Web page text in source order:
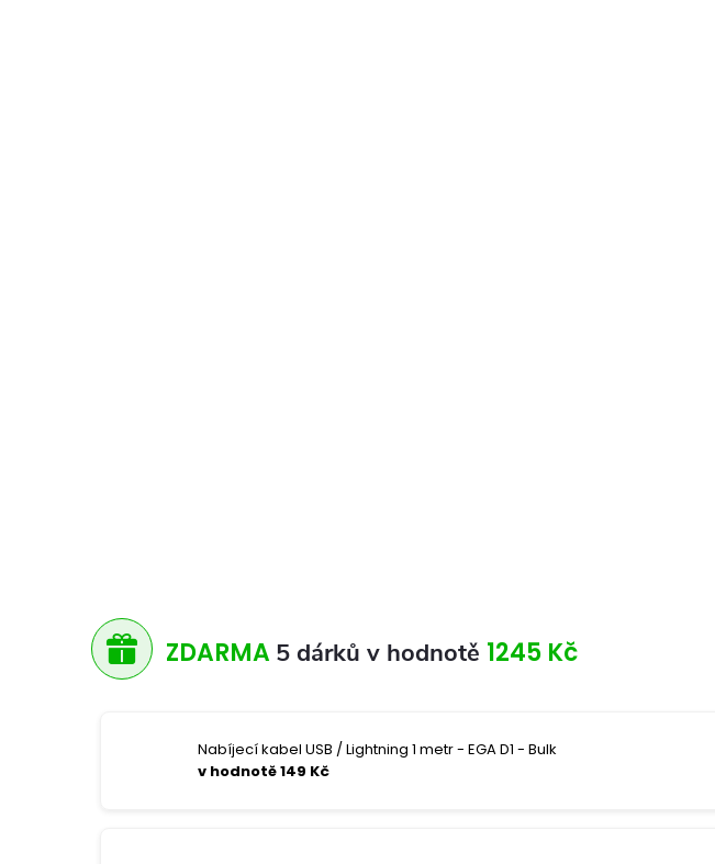
ZDARMA 5 dárků v hodnotě 1245 Kč
Nabíjecí kabel USB / Lightning 1 metr - EGA D1 - Bulk
v hodnotě 149 Kč